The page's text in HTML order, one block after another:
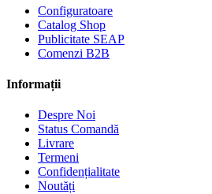
Configuratoare
Catalog Shop
Publicitate SEAP
Comenzi B2B
Informații
Despre Noi
Status Comandă
Livrare
Termeni
Confidențialitate
Noutăți